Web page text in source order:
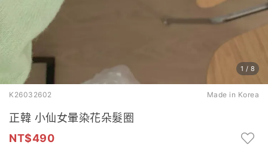
1 / 8
K26032602 Made in Korea
正韓 小仙女暈染花朵髮圈
490